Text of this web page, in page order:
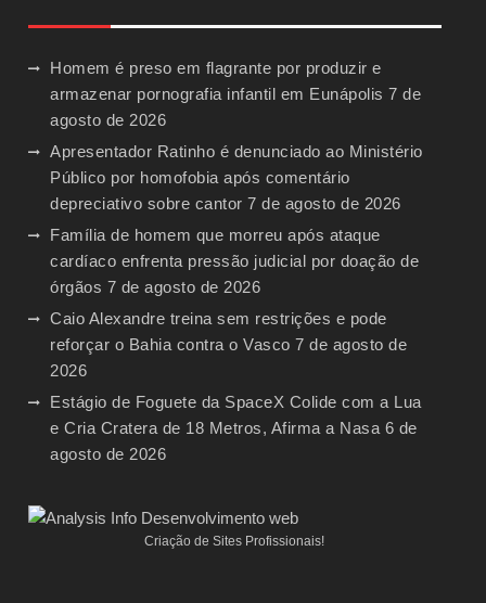
Homem é preso em flagrante por produzir e
armazenar pornografia infantil em Eunápolis 7 de
agosto de 2026
Apresentador Ratinho é denunciado ao Ministério
Público por homofobia após comentário
depreciativo sobre cantor 7 de agosto de 2026
Família de homem que morreu após ataque
cardíaco enfrenta pressão judicial por doação de
órgãos 7 de agosto de 2026
Caio Alexandre treina sem restrições e pode
reforçar o Bahia contra o Vasco 7 de agosto de
2026
Estágio de Foguete da SpaceX Colide com a Lua
e Cria Cratera de 18 Metros, Afirma a Nasa 6 de
agosto de 2026
Criação de Sites Profissionais!